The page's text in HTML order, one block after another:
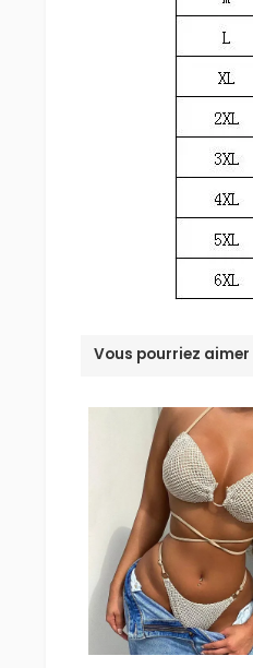
Vous pourriez aimer